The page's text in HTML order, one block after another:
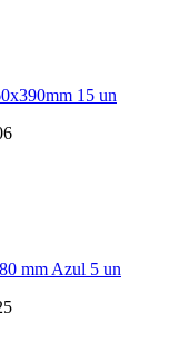
15 un
mm Azul 5 un